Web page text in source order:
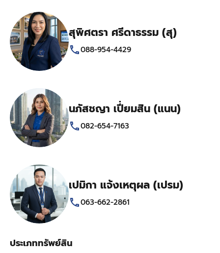
สุพิศตรา ศรีดาธรรม (สุ)
088-954-4429
นภัสชญา เปี่ยมสิน (แนน)
082-654-7163
เปมิกา แจ้งเหตุผล (เปรม)
063-662-2861
ประเภททรัพย์สิน